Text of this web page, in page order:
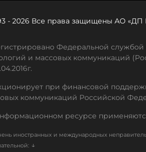
- 2026 Все права защищены АО «ДП
Федеральной
и массовых коммуникаций
при финансовой
коммуникаций Российской
ресурсе
иностранных и международных
↓